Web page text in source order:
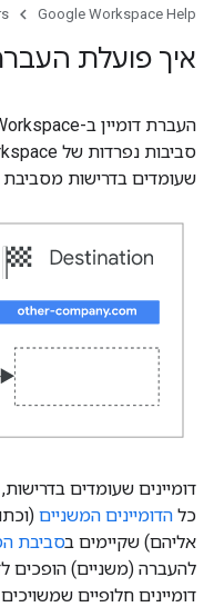
Google Workspace Help
איך פועלת
שעומדים בדרישות
דומיינים שעומדים
כל הדומיינים המשניים
אליהם) שקיימים בסביבת
להעברה (משניים) הופכים
דומיינים חלופיים